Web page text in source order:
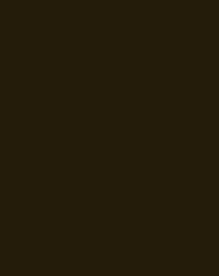
ловли на
клева.
от фаз луны и
для рыбной
опираясь на